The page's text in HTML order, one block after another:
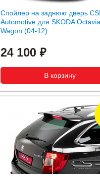
Спойлер на заднюю дверь
Automotive для SKODA
Wagon (04-12)
24 100